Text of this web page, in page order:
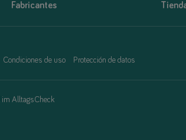
Fabricantes
Condiciones de uso Protección de datos
AlltagsCheck